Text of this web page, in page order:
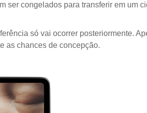
ser congelados para transferir em um
só vai ocorrer posteriormente.
as chances de concepção.